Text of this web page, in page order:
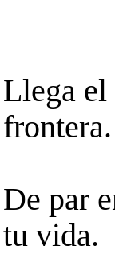
Llega el
frontera.
De par
tu vida.